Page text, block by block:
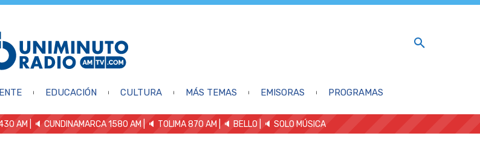
EDUCACIÓN CULTURA MÁS TEMAS EMISORAS PROGRAMAS
AM | 🔈 CUNDINAMARCA 1580 AM | 🔈 TOLIMA 870 AM | 🔈 BELLO 🔈 SOLO MÚSICA